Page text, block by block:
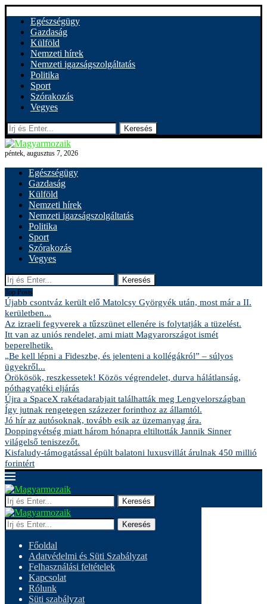
Egészségügy
Gazdaság
Külföld
Nemzeti hírek
Nemzeti igazságszolgáltatás
Politika
Sport
Szórakozás
Vegyes
Keresés
péntek, augusztus 7, 2026
Egészségügy
Gazdaság
Külföld
Nemzeti hírek
Nemzeti igazságszolgáltatás
Politika
Sport
Szórakozás
Vegyes
Keresés
Top Posts
Újabb csontváz került elő Matolcsy Györgyék után, most már a II.
kerületben...
Az izraeli fegyverek a tűzszünet ellenére is folytatják a tüzelést.
Itt van az uniós rendelet, ami miatt Magyarországot ismét
beperelhetik.
„Be kell lépni a Fideszbe, és jelenteni a kollégákról” – súlyos
ügyekről...
Örökösök, reszkessetek! Közös végrendelet, durva hálátlanság,
póthagyatéki eljárás
Újra a SpaceX rakétadarabjait találhatták meg Lengyelországban
Így jutnak rengetegen százezer forinthoz az államtól.
Jó hír az autósoknak, tovább esik az üzemanyag ára.
Doppingvétség miatt három hónapra eltiltották Jannik Sinner
világelső teniszezőt.
Kisfaludy-támogatással épült balatoni luxusvillát árulnak 450 millió
forintért
Keresés
Keresés
Főoldal
Adatvédelmi és Süti Szabályzat
Felhasználási feltételek
Kapcsolat
Rólunk
Süti szabályzat